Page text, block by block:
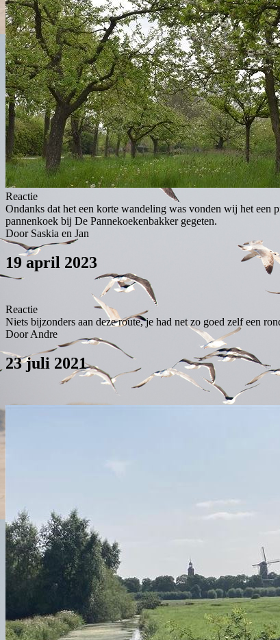
Reactie
Ondanks dat het een korte wandeling was vonden wij het een
pannenkoek bij De Pannekoekenbakker gegeten.
Door Saskia en Jan
19 april 2023
Reactie
Niets bijzonders aan deze route, je had net zo goed zelf een
Door Andre
23 juli 2021